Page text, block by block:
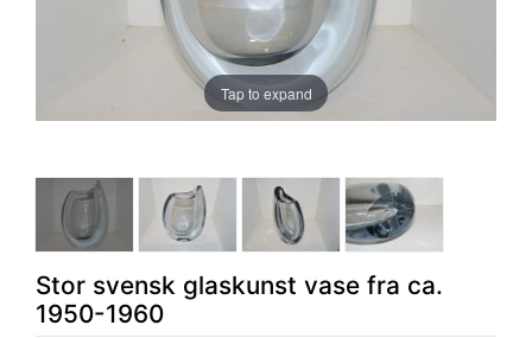
Tap to expand
Stor svensk glaskunst vase fra ca.
1950-1960